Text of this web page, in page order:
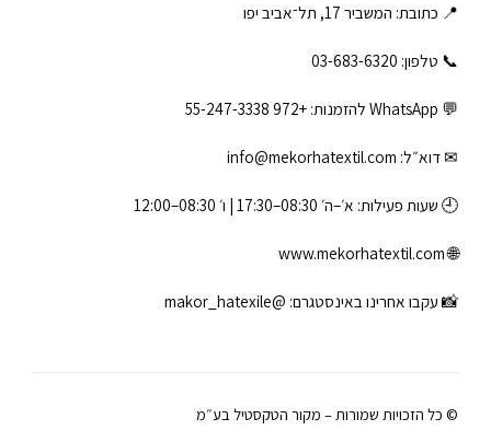
📍 כתובת: המשביר 17, תל־אביב יפו
📞 טלפון: ‎03-683-6320
💬 WhatsApp להזמנות: +972 55-247-3338
✉ דוא״ל: info@mekorhatextil.com
🕘 שעות פעילות: א׳–ה׳ 08:30–17:30 | ו׳ 08:30–12:00
🌐
www.mekorhatextil.com
📸 עקבו אחרינו באינסטגרם: @makor_hatexile
© כל הזכויות שמורות – מקור הטקסטיל בע״מ